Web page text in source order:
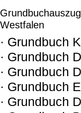
Westfalen
· Grundbuch
· Grundbuch
· Grundbuch
· Grundbuch
· Grundbuch